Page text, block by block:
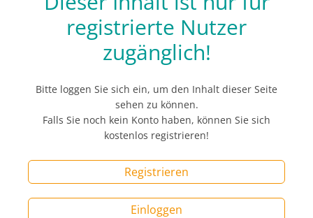
registrierte Nutzer
zugänglich!
Bitte loggen Sie sich ein, um den Inhalt dieser Seite
sehen zu können.
Falls Sie noch kein Konto haben, können Sie sich
kostenlos registrieren!
Registrieren
Einloggen